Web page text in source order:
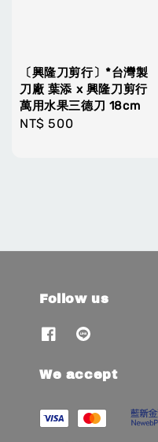
〔興隆刀剪行〕*台灣製
刀廠 葉添 x 興隆刀剪行
萬用水果三德刀 18cm
Regular
NT$ 500
Follow us
We accept